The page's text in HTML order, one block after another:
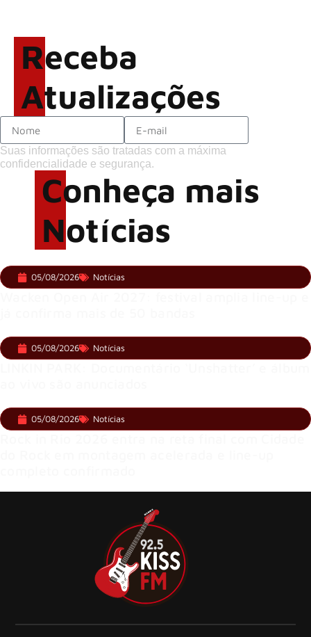
Receba
Atualizações
Suas informações são tratadas com a máxima
confidencialidade e segurança.
Conheça mais
Notícias
05/08/2026 Notícias
05/08/2026 Notícias
05/08/2026 Notícias